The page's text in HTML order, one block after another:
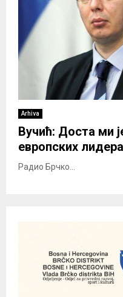
Arhiva
Вучић: Доста ми
европских лидера
Радио Брчко...